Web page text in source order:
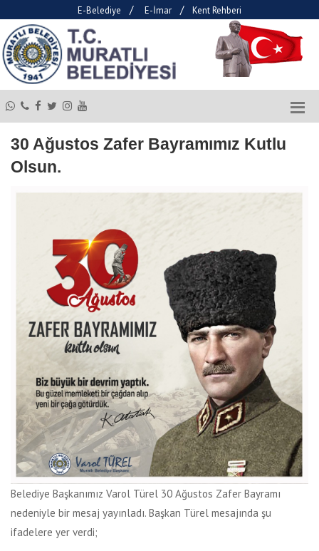
E-Belediye / E-İmar / Kent Rehberi
30 Ağustos Zafer Bayramımız Kutlu
Olsun.
Belediye Başkanımız Varol Türel 30 Ağustos Zafer Bayramı
nedeniyle bir mesaj yayınladı. Başkan Türel mesajında şu
ifadelere yer verdi;